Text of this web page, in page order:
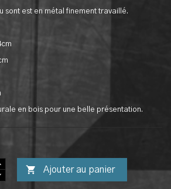
sont est en métal finement travaillé.
en bois pour une belle présentation.
 Ajouter au panier